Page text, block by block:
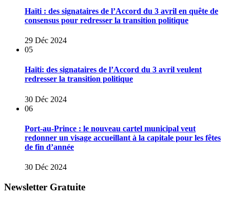
Haïti : des signataires de l’Accord du 3 avril en quête de
consensus pour redresser la transition politique
29 Déc 2024
05
Haïti: des signataires de l’Accord du 3 avril veulent
redresser la transition politique
30 Déc 2024
06
Port-au-Prince : le nouveau cartel municipal veut
redonner un visage accueillant à la capitale pour les fêtes
de fin d’année
30 Déc 2024
Newsletter Gratuite